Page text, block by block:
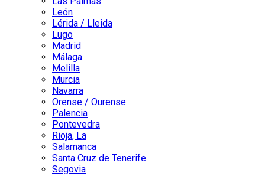
León
Lérida / Lleida
Lugo
Madrid
Málaga
Melilla
Murcia
Navarra
Orense / Ourense
Palencia
Pontevedra
Rioja, La
Salamanca
Santa Cruz de Tenerife
Segovia